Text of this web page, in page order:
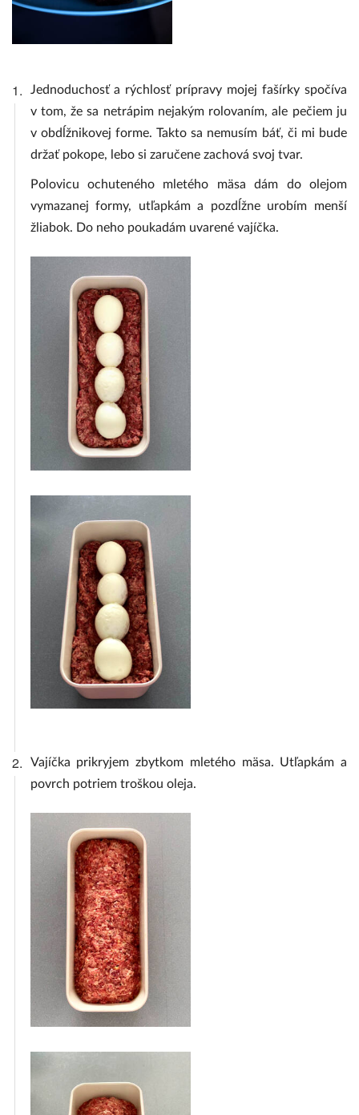
1.
Jednoduchosť a rýchlosť prípravy mojej fašírky spočíva
v tom, že sa netrápim nejakým rolovaním, ale pečiem ju
v obdĺžnikovej forme. Takto sa nemusím báť, či mi bude
držať pokope, lebo si zaručene zachová svoj tvar.
Polovicu ochuteného mletého mäsa dám do olejom
vymazanej formy, utľapkám a pozdĺžne urobím menší
žliabok. Do neho poukadám uvarené vajíčka.
2.
Vajíčka prikryjem zbytkom mletého mäsa. Utľapkám a
povrch potriem troškou oleja.